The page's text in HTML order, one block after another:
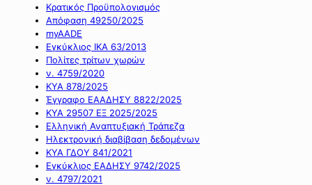
Κρατικός Προϋπολογισμός
Απόφαση 49250/2025
myAADE
Εγκύκλιος ΙΚΑ 63/2013
Πολίτες τρίτων χωρών
ν. 4759/2020
ΚΥΑ 878/2025
Έγγραφο ΕΑΑΔΗΣΥ 8822/2025
ΚΥΑ 29507 ΕΞ 2025/2025
Ελληνική Αναπτυξιακή Τράπεζα
Ηλεκτρονική διαβίβαση δεδομένων
ΚΥΑ ΓΔΟΥ 841/2021
Εγκύκλιος ΕΑΔΗΣΥ 9742/2025
ν. 4797/2021